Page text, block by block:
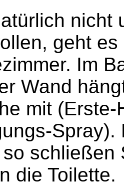
nicht
geht
Im
Wand
mit
schließen
die Toilette.